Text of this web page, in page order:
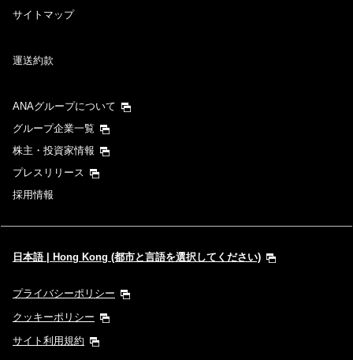
サイトマップ
運送約款
ANAグループについて
グループ企業一覧
株主・投資家情報
プレスリリース
採用情報
日本語 | Hong Kong (都市と言語を選択してください)
プライバシーポリシー
クッキーポリシー
サイト利用規約